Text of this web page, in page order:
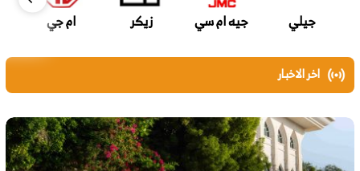
جيلي جيه ام سي زيكر ام جي
اخر الاخبار